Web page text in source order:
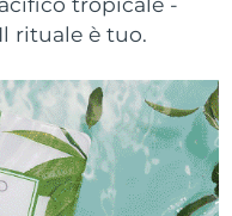
rituale è tuo.
massage
on-the-go
& lips
device
light therapy
toothbrush
sonic toothbrush
FAQ™
LED
Consegna stimata
stimata8/9/26
stimata8/13/26
stimata8/13/26